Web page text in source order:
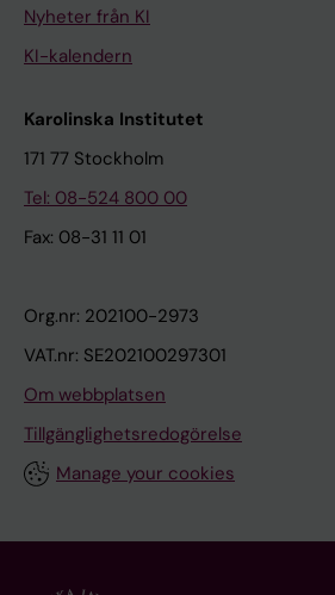
Nyheter från KI
KI-kalendern
Karolinska Institutet
171 77 Stockholm
Tel: 08-524 800 00
Fax: 08-31 11 01
Org.nr: 202100-2973
VAT.nr: SE202100297301
Om webbplatsen
Tillgänglighetsredogörelse
Manage your cookies